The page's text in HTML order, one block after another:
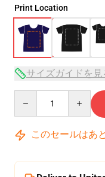
Print Location
サイズガイドを見
このセールはあと